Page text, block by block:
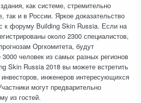
как системе, стремительно
так и в России. Яркое доказательство
к форуму Building Skin Russia. Если на
около 2300 специалистов,
Оргкомитета, будут
3000 человек из самых разных регионов
Skin Russia 2018 вы можете встретить
инженеров интересующихся
могут предварительно
из гостей.